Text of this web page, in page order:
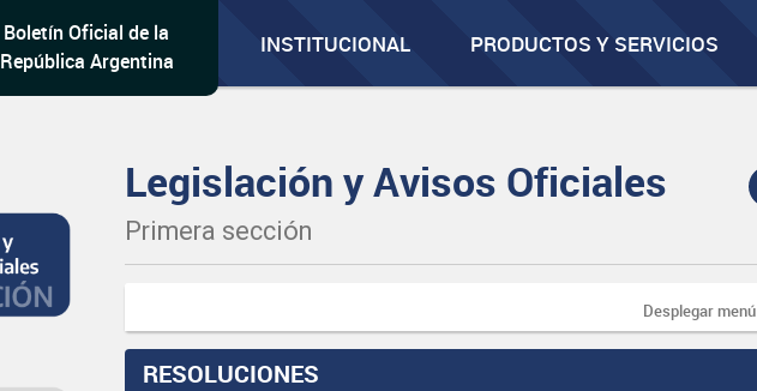
Boletín Oficial de la
República Argentina
INSTITUCIONAL PRODUCTOS Y SERVICIOS
Legislación y Avisos Oficiales
Primera sección
Desplegar menú
RESOLUCIONES